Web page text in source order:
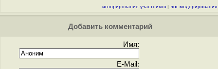
игнорирование участников | лог модерирования
Добавить комментарий
Имя:
E-Mail: